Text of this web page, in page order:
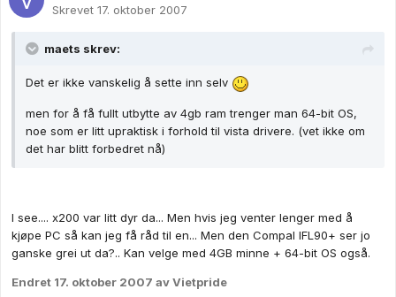
Skrevet 17. oktober 2007
maets skrev:
Det er ikke vanskelig å sette inn selv
men for å få fullt utbytte av 4gb ram trenger man 64-bit OS,
noe som er litt upraktisk i forhold til vista drivere. (vet ikke om
det har blitt forbedret nå)
I see.... x200 var litt dyr da... Men hvis jeg venter lenger med å
kjøpe PC så kan jeg få råd til en... Men den Compal IFL90+ ser jo
ganske grei ut da?.. Kan velge med 4GB minne + 64-bit OS også.
Endret 17. oktober 2007 av Vietpride